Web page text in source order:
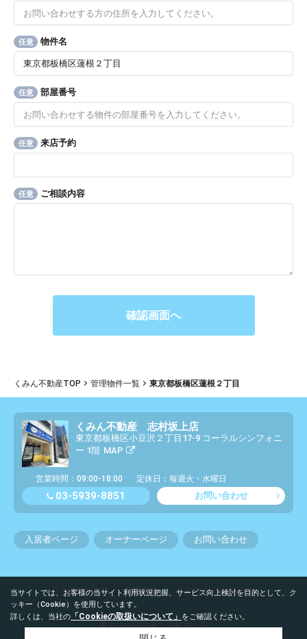
任意 物件名
任意 部屋番号
任意 来店予約
任意 ご相談内容
くみん不動産TOP 管理物件一覧 東京都板橋区蓮根２丁目
くみん不動産 志村坂上店
東京都板橋区小豆沢２丁目17-9 コーラルシンフォニ
ー 1階 MAP
営業時間：09:00-18:00 定休日：毎週火・水曜日
03-5939-8851 お問い合わせ
入居者ページ オーナーページ お問い合わせ
アクセスマップ 利用規約 プライバシーポリシー
© くみん不動産 志村坂上店
当サイトでは、お客様の当サイト利用状況把握、サービス向上検討を目的として、ク
ッキー（Cookie）を使用しています。
詳しくは、当社の 「Cookieの取扱いについて」 をご確認ください。